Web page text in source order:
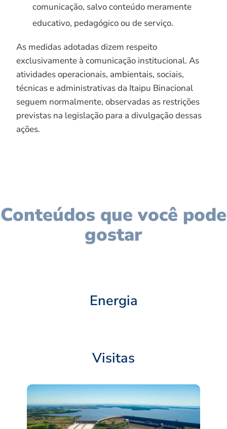
comunicação, salvo conteúdo meramente
educativo, pedagógico ou de serviço.
As medidas adotadas dizem respeito
exclusivamente à comunicação institucional. As
atividades operacionais, ambientais, sociais,
técnicas e administrativas da Itaipu Binacional
seguem normalmente, observadas as restrições
previstas na legislação para a divulgação dessas
ações.
Conteúdos que você pode
gostar
Energia
Visitas